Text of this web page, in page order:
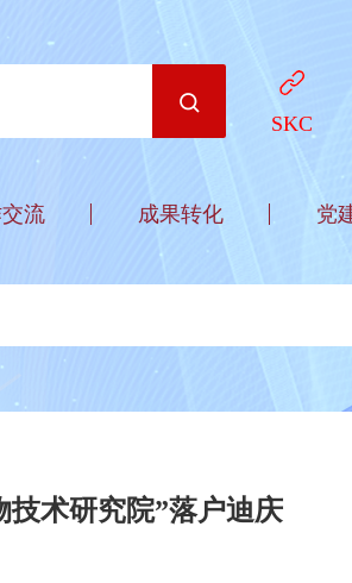
SKC
流 成果转化 党
技术研究院”落户迪庆